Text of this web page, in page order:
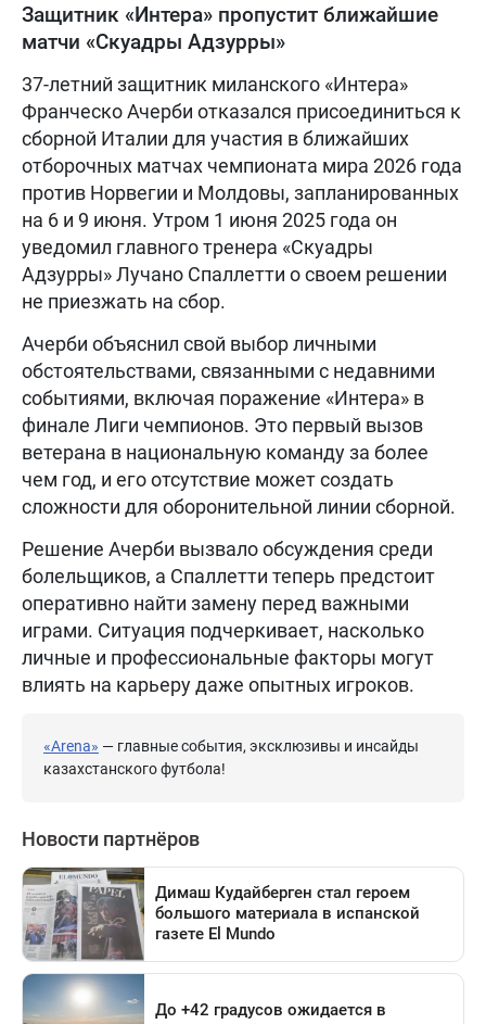
Защитник «Интера» пропустит ближайшие
матчи «Скуадры Адзурры»
37-летний защитник миланского «Интера»
Франческо Ачерби отказался присоединиться к
сборной Италии для участия в ближайших
отборочных матчах чемпионата мира 2026 года
против Норвегии и Молдовы, запланированных
на 6 и 9 июня. Утром 1 июня 2025 года он
уведомил главного тренера «Скуадры
Адзурры» Лучано Спаллетти о своем решении
не приезжать на сбор.
Ачерби объяснил свой выбор личными
обстоятельствами, связанными с недавними
событиями, включая поражение «Интера» в
финале Лиги чемпионов. Это первый вызов
ветерана в национальную команду за более
чем год, и его отсутствие может создать
сложности для оборонительной линии сборной.
Решение Ачерби вызвало обсуждения среди
болельщиков, а Спаллетти теперь предстоит
оперативно найти замену перед важными
играми. Ситуация подчеркивает, насколько
личные и профессиональные факторы могут
влиять на карьеру даже опытных игроков.
«Arena» — главные события, эксклюзивы и инсайды
казахстанского футбола!